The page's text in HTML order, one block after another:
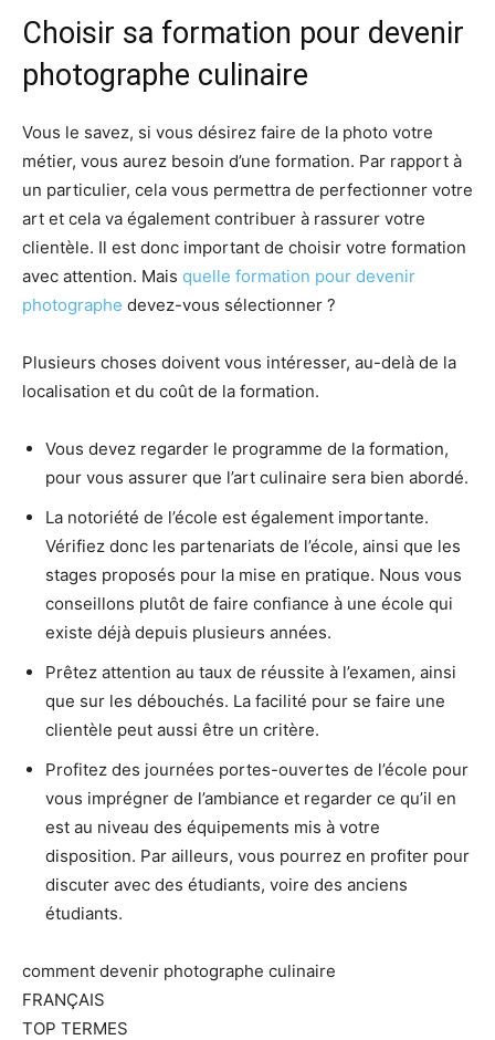
Choisir sa formation pour devenir
photographe culinaire
Vous le savez, si vous désirez faire de la photo votre
métier, vous aurez besoin d’une formation. Par rapport à
un particulier, cela vous permettra de perfectionner votre
art et cela va également contribuer à rassurer votre
clientèle. Il est donc important de choisir votre formation
avec attention. Mais quelle formation pour devenir
photographe devez-vous sélectionner ?
Plusieurs choses doivent vous intéresser, au-delà de la
localisation et du coût de la formation.
Vous devez regarder le programme de la formation,
pour vous assurer que l’art culinaire sera bien abordé.
La notoriété de l’école est également importante.
Vérifiez donc les partenariats de l’école, ainsi que les
stages proposés pour la mise en pratique. Nous vous
conseillons plutôt de faire confiance à une école qui
existe déjà depuis plusieurs années.
Prêtez attention au taux de réussite à l’examen, ainsi
que sur les débouchés. La facilité pour se faire une
clientèle peut aussi être un critère.
Profitez des journées portes-ouvertes de l’école pour
vous imprégner de l’ambiance et regarder ce qu’il en
est au niveau des équipements mis à votre
disposition. Par ailleurs, vous pourrez en profiter pour
discuter avec des étudiants, voire des anciens
étudiants.
comment devenir photographe culinaire
FRANÇAIS
TOP TERMES